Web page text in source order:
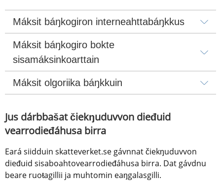
Máksit báŋkogiron interneahttabáŋkkus
Máksit báŋkogiro bokte
sisamáksinkoarttain
Máksit olgoriika báŋkkuin
Jus dárbbašat čiekŋuduvvon dieđuid
vearrodieđáhusa birra
Eará siidduin skatteverket.se gávnnat čiekŋuduvvon
dieđuid sisaboahtovearrodieđáhusa birra. Dat gávdnu
beare ruoŧagillii ja muhtomin eaŋgalasgilli.